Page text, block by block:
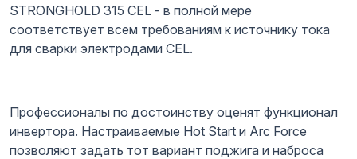
STRONGHOLD 315 CEL - в полной мере
соответствует всем требованиям к источнику тока
для сварки электродами CEL.
Профессионалы по достоинству оценят функционал
инвертора. Настраиваемые Hot Start и Arc Force
позволяют задать тот вариант поджига и наброса